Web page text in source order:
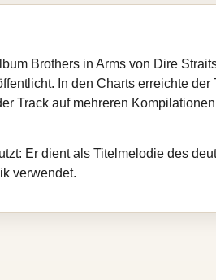
Brothers in Arms von Dire
In den Charts erreichte
Track auf mehreren
Er dient als Titelmelodie des
verwendet.